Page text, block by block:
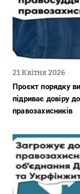
21 Квітня 2026
Проєкт порядку
підриває довіру
правозахисників